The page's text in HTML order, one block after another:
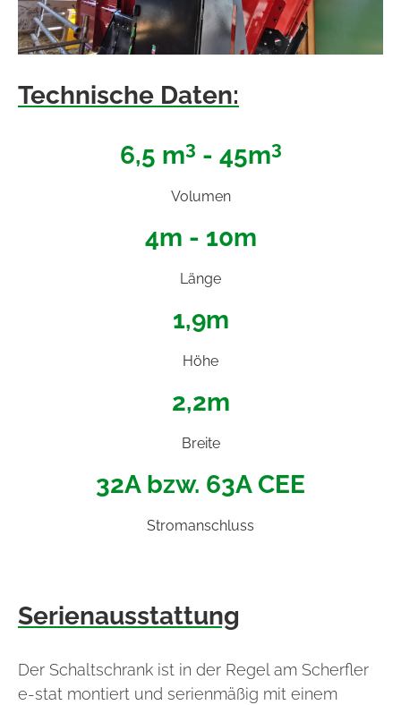
Technische Daten:
6,5 m3 - 45m3
Volumen
4m - 10m
Länge
1,9m
Höhe
2,2m
Breite
32A bzw. 63A CEE
Stromanschluss
Serienausstattung
Der Schaltschrank ist in der Regel am Scherfler
e-stat montiert und serienmäßig mit einem